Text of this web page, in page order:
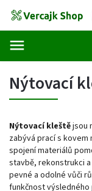
Nýtovací
Nýtovací kleštějsou
zabývá prací s
spojení materiálů
stavbě, rekonstrukci
pevné a odolné vůči
funkčnost výsledného